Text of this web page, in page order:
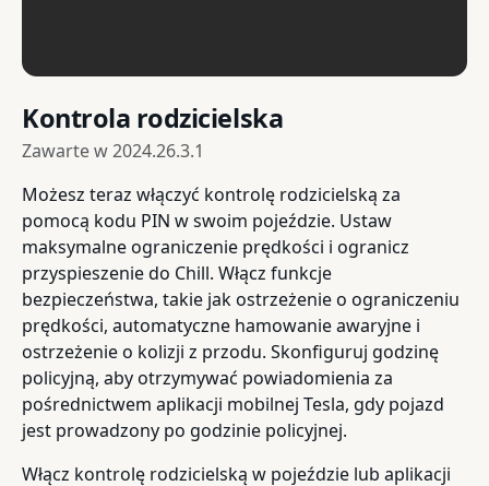
Kontrola rodzicielska
Zawarte w2024.26.3.1
Możesz teraz włączyć kontrolę rodzicielską za
pomocą kodu PIN w swoim pojeździe. Ustaw
maksymalne ograniczenie prędkości i ogranicz
przyspieszenie do Chill. Włącz funkcje
bezpieczeństwa, takie jak ostrzeżenie o ograniczeniu
prędkości, automatyczne hamowanie awaryjne i
ostrzeżenie o kolizji z przodu. Skonfiguruj godzinę
policyjną, aby otrzymywać powiadomienia za
pośrednictwem aplikacji mobilnej Tesla, gdy pojazd
jest prowadzony po godzinie policyjnej.
Włącz kontrolę rodzicielską w pojeździe lub aplikacji